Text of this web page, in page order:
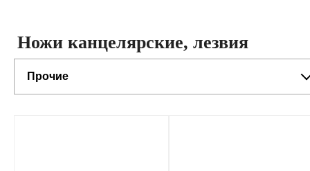
Ножи канцелярские, лезвия
Прочие